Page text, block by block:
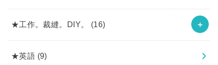
★工作。裁縫。DIY。 (16)
★英語 (9)